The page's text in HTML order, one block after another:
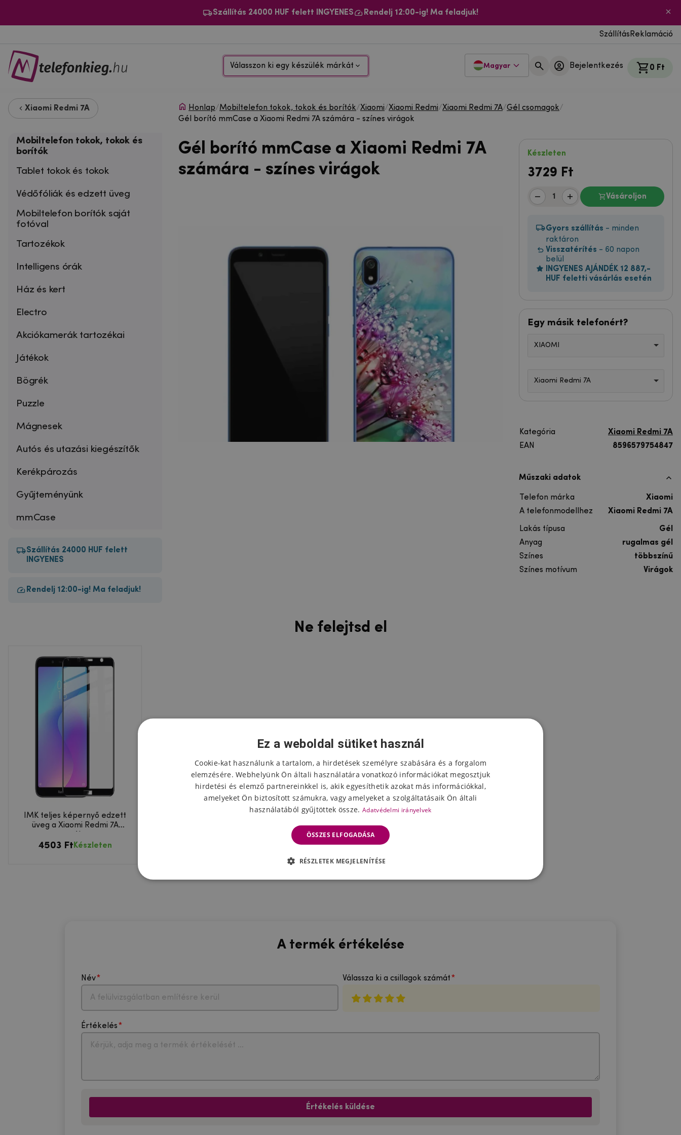
Szállítás 24000 HUF felett INGYENES Rendelj 12:00-ig! Ma feladjuk!
Szállítás Reklamáció
Válasszon ki egy készülék márkát Magyar Bejelentkezés 0 Ft
Xiaomi Redmi 7A
Mobiltelefon tokok, tokok és
borítók
Tablet tokok és tokok
Védőfóliák és edzett üveg
Mobiltelefon borítók saját
fotóval
Tartozékok
Intelligens órák
Ház és kert
Electro
Akciókamerák tartozékai
Játékok
Bögrék
Puzzle
Mágnesek
Autós és utazási kiegészítők
Kerékpározás
Gyűjteményünk
mmCase
Szállítás 24000 HUF felett
INGYENES
Rendelj 12:00-ig! Ma feladjuk!
Honlap/Mobiltelefon tokok, tokok és borítók/Xiaomi/Xiaomi Redmi/Xiaomi Redmi 7A/Gél csomagok/
Gél borító mmCase a Xiaomi Redmi 7A számára - színes virágok
Gél borító mmCase a Xiaomi Redmi 7A
számára - színes virágok
Készleten
3729 Ft
Vásároljon
Gyors szállítás - minden
raktáron
Visszatérítés - 60 napon
belül
INGYENES AJÁNDÉK 12 887,-
HUF feletti vásárlás esetén
Egy másik telefonért?
XIAOMI
Xiaomi Redmi 7A
Kategória
Xiaomi Redmi 7A
EAN
8596579754847
Műszaki adatok
Telefon márka
Xiaomi
A telefonmodellhez
Xiaomi Redmi 7A
Lakás típusa
Gél
Anyag
rugalmas gél
Színes
többszínű
Színes motívum
Virágok
Ne felejtsd el
IMK teljes képernyő edzett
üveg a Xiaomi Redmi 7A
4503 Ft Készleten
A termék értékelése
Név Válassza ki a csillagok számát
Értékelés
Értékelés küldése
Ez a weboldal sütiket használ
Cookie-kat használunk a tartalom, a hirdetések személyre szabására és a forgalom
elemzésére. Webhelyünk Ön általi használatára vonatkozó információkat megosztjuk
hirdetési és elemző partnereinkkel is, akik egyesíthetik azokat más információkkal,
amelyeket Ön biztosított számukra, vagy amelyeket a szolgáltatásaik Ön általi
használatából gyűjtöttek össze. Adatvédelmi irányelvek
ÖSSZES ELFOGADÁSA
RÉSZLETEK MEGJELENÍTÉSE